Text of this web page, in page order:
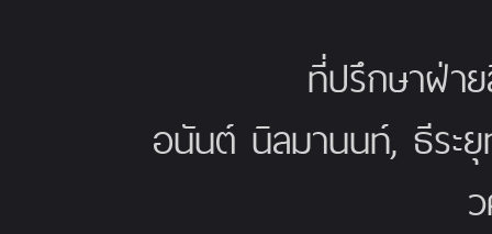
ที่ปรึกษาฝ่า
อนันต์ นิลมานนท์, ธีร